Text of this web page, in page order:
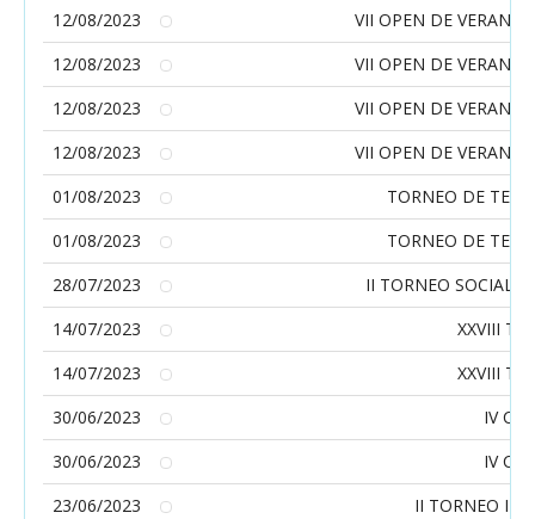
12/08/2023
VII OPEN DE VERANO
12/08/2023
VII OPEN DE VERANO
12/08/2023
VII OPEN DE VERANO
12/08/2023
VII OPEN DE VERANO
01/08/2023
TORNEO DE
01/08/2023
TORNEO DE
28/07/2023
II TORNEO SOCIAL
14/07/2023
XXVIII
14/07/2023
XXVIII
30/06/2023
IV
30/06/2023
IV
23/06/2023
II TORNEO